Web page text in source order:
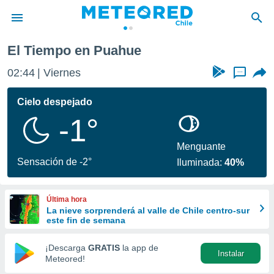
de
por
se
calidad.
a este
las
y
forma
digital
basada
El Tiempo en Puahue
02:44 Viernes ...
Cielo despejado
-1°
Sensación de -2°
Menguante
Iluminada:40%
Última hora
La nieve sorprenderá al valle de Chile centro-sur
este fin de semana
¡Descarga GRATIS la app de
Meteored!
Instalar